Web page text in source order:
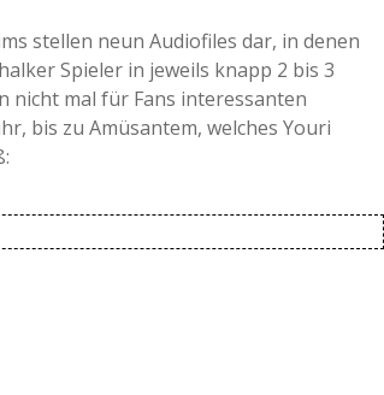
stellen neun Audiofiles dar, in denen
Spieler in jeweils knapp 2 bis 3
nicht mal für Fans interessanten
bis zu Amüsantem, welches Youri